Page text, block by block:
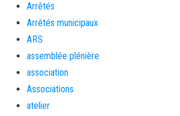
Arrêtés
Arrêtés municipaux
ARS
assemblée plénière
association
Associations
atelier